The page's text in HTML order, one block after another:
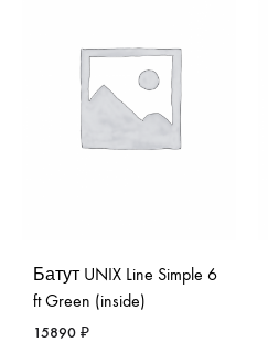
Батут UNIX Line Simple 6
ft Green (inside)
15890 ₽